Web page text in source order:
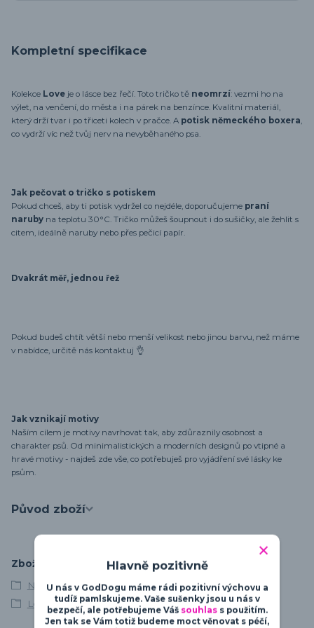
Kompletní specifikace
Kolekce Love je o lásce bez řečí. Toto tričko tě neomrzí: vezmi ho na
výlet, na venčení, do města i na párek na benzínce. Kvalitní materiál,
který drží tvar i po třiceti kolech v pračce. A potisk německého boxera,
co vydrží víc než tvůj nerv na nevyběhaného psa.
Jak pečovat o tričko s potiskem
Pokud chceš, aby ti potisk vydržel co nejdéle, doporučujeme praní
naruby na teplotu 30°C. Tričko můžeš šoupnout i do sušičky, ale žehlit s
citem, ideálně naruby nebo přes pečicí papír.
Dvakrát měř, jednou řež
Pokud budeš chtít větší nebo menší velikost nebo jinou barvu, než máme
v nabídce, určitě nás kontaktuj 👌
Jak vznikají motivy
Naším cílem je motivy navrhovat tak, aby zdůraznily osobnost a
charakter psů. Od minimalistických a moderních designů po vtipné a
hravé motivy - najdeš zde vše, co potřebuješ pro vyjádření své lásky ke
psům.
Původ zboží
Zboží zařazeno v kategoriích
Německý boxer
Love
Hlavně pozitivně
U nás v GodDogu máme rádi pozitivní výchovu a
tudíž pamlskujeme. Vaše sušenky jsou u nás v
bezpečí, ale potřebujeme Váš souhlass použitím.
Jen tak se Vám totiž budeme moct věnovat s péčí,